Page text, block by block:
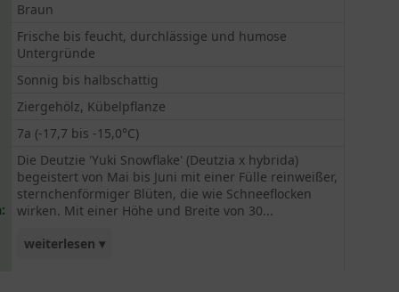
Braun
Frische bis feucht, durchlässige und humose
Untergründe
Sonnig bis halbschattig
Ziergehölz, Kübelpflanze
7a (-17,7 bis -15,0°C)
Die Deutzie 'Yuki Snowflake' (Deutzia x hybrida)
begeistert von Mai bis Juni mit einer Fülle reinweißer,
sternchenförmiger Blüten, die wie Schneeflocken
wirken. Mit einer Höhe und Breite von 30...
weiterlesen ▾